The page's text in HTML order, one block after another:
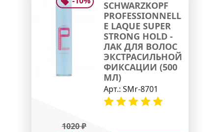
SCHWARZKOPF
PROFESSIONNELL
E LAQUE SUPER
STRONG HOLD -
ЛАК ДЛЯ ВОЛОС
ЭКСТРАСИЛЬНОЙ
ФИКСАЦИИ (500
МЛ)
Арт.: SMr-8701
1020₽